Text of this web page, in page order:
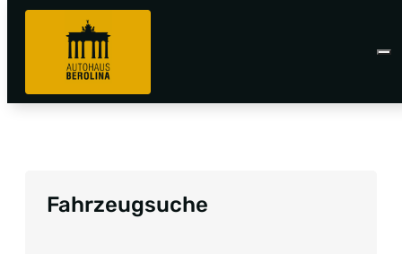
Fahrzeugsuche